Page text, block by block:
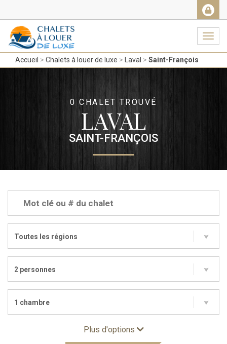
Accueil Chalets à louer de luxe Laval Saint-François
0 CHALET TROUVÉ
LAVAL
SAINT-FRANÇOIS
Toutes les régions
2 personnes
1 chambre
Plus d'options